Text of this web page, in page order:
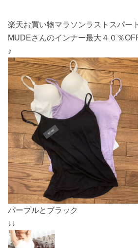
楽天お買い物マラソンラストスパート
MUDEさんのインナー最大４０％
♪
パープルとブラック
↓↓